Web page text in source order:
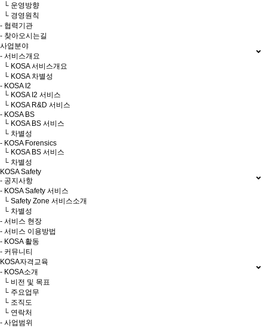
└ 운영방향
└ 경영원칙
- 협력기관
- 찾아오시는길
사업분야
- 서비스개요
└ KOSA 서비스개요
└ KOSA 차별성
- KOSA I2
└ KOSA I2 서비스
└ KOSA R&D 서비스
- KOSA BS
└ KOSA BS 서비스
└ 차별성
- KOSA Forensics
└ KOSA BS 서비스
└ 차별성
KOSA Safety
- 공지사항
- KOSA Safety 서비스
└ Safety Zone 서비스소개
└ 차별성
- 서비스 현장
- 서비스 이용방법
- KOSA 활동
- 커뮤니티
KOSA자격교육
- KOSA소개
└ 비전 및 목표
└ 주요업무
└ 조직도
└ 연락처
- 사업범위